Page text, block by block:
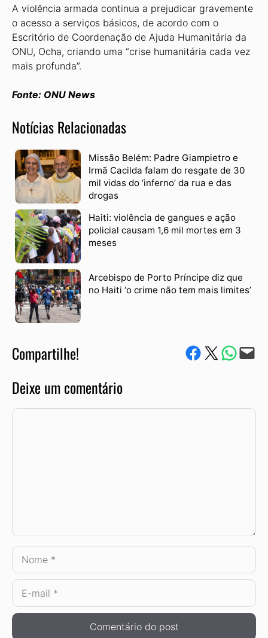
A violência armada continua a prejudicar gravemente
o acesso a serviços básicos, de acordo com o
Escritório de Coordenação de Ajuda Humanitária da
ONU, Ocha, criando uma “crise humanitária cada vez
mais profunda”.
Fonte: ONU News
Notícias Relacionadas
Missão Belém: Padre Giampietro e
Irmã Cacilda falam do resgate de 30
mil vidas do ‘inferno’ da rua e das
drogas
Haiti: violência de gangues e ação
policial causam 1,6 mil mortes em 3
meses
Arcebispo de Porto Príncipe diz que
no Haiti ‘o crime não tem mais limites’
Compartilhe! Compartilhe no Facebook
Compartilhe no Twitter
Compartile via
Envie via e-mail
Deixe um comentário
Comentário
Nome
E-
mail